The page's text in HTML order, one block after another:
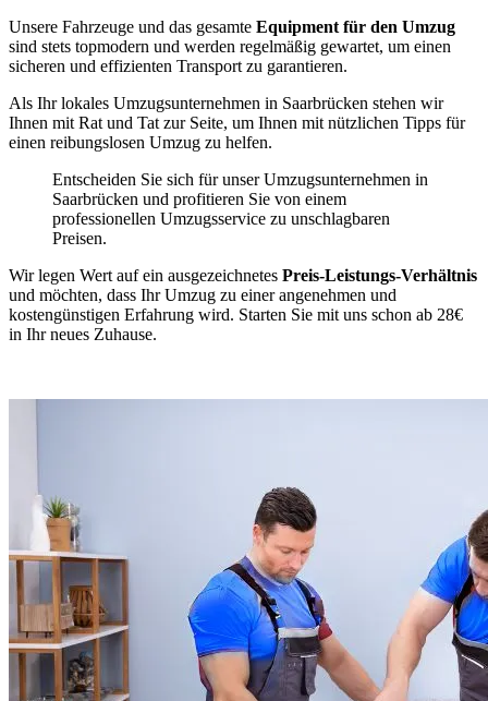
Unsere Fahrzeuge und das gesamte Equipment für den Umzug
sind stets topmodern und werden regelmäßig gewartet, um einen
sicheren und effizienten Transport zu garantieren.
Als Ihr lokales Umzugsunternehmen in Saarbrücken stehen wir
Ihnen mit Rat und Tat zur Seite, um Ihnen mit nützlichen Tipps für
einen reibungslosen Umzug zu helfen.
Entscheiden Sie sich für unser Umzugsunternehmen in
Saarbrücken und profitieren Sie von einem
professionellen Umzugsservice zu unschlagbaren
Preisen.
Wir legen Wert auf ein ausgezeichnetes Preis-Leistungs-Verhältnis
und möchten, dass Ihr Umzug zu einer angenehmen und
kostengünstigen Erfahrung wird. Starten Sie mit uns schon ab 28€
in Ihr neues Zuhause.